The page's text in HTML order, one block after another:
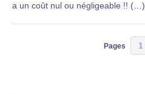
a un coût nul ou négligeable !! (…)
Pages 1